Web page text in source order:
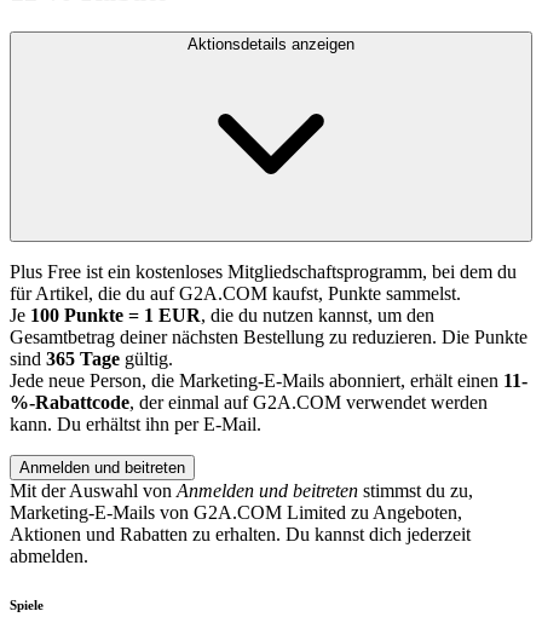
Aktionsdetails anzeigen
Plus Free ist ein kostenloses Mitgliedschaftsprogramm, bei dem du
für Artikel, die du auf G2A.COM kaufst, Punkte sammelst.
Je 100 Punkte = 1 EUR, die du nutzen kannst, um den
Gesamtbetrag deiner nächsten Bestellung zu reduzieren. Die Punkte
sind 365 Tage gültig.
Jede neue Person, die Marketing-E-Mails abonniert, erhält einen 11-
%-Rabattcode, der einmal auf G2A.COM verwendet werden
kann. Du erhältst ihn per E-Mail.
Anmelden und beitreten
Mit der Auswahl von Anmelden und beitreten stimmst du zu,
Marketing-E-Mails von G2A.COM Limited zu Angeboten,
Aktionen und Rabatten zu erhalten. Du kannst dich jederzeit
abmelden.
Spiele